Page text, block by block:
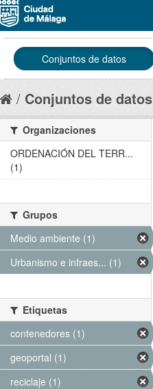
Conjuntos de datos
Conjuntos de datos
Organizaciones
ORDENACIÓN DEL TERR...
(1)
Grupos
Medio ambiente (1)
Urbanismo e infraes... (1)
Etiquetas
contenedores (1)
geoportal (1)
reciclaje (1)